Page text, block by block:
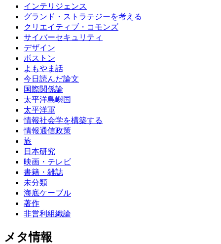
インテリジェンス
グランド・ストラテジーを考える
クリエイティブ・コモンズ
サイバーセキュリティ
デザイン
ボストン
よもやま話
今日読んだ論文
国際関係論
太平洋島嶼国
太平洋軍
情報社会学を構築する
情報通信政策
旅
日本研究
映画・テレビ
書籍・雑誌
未分類
海底ケーブル
著作
非営利組織論
メタ情報